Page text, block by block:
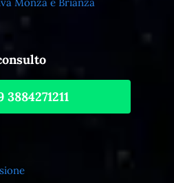
Monza e Brianza
3884271211